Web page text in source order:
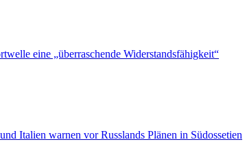
eine „überraschende Widerstandsfähigkeit“
Italien warnen vor Russlands Plänen in Südossetien